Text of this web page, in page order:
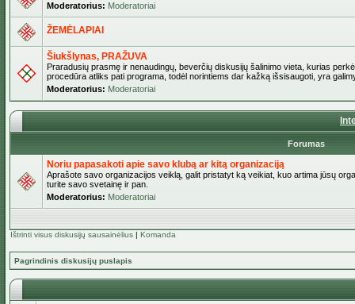
Moderatorius: Moderatoriai
ŽEMĖLAPIAI
Šiukšlynas, PRAŽUVA
Praradusių prasmę ir nenaudingų, beverčių diskusijų šalinimo vieta, kurias
procedūra atliks pati programa, todėl norintiems dar kažką išsisaugoti, yra
Moderatorius: Moderatoriai
Forumas
Noriu papasakoti apie savo klubą ar kitą organizaciją
Aprašote savo organizacijos veiklą, galit pristatyt ką veikiat, kuo artima jūsų
turite savo svetainę ir pan.
Moderatorius: Moderatoriai
Ištrinti visus diskusijų sausainėlius | Komanda
Pagrindinis diskusijų puslapis